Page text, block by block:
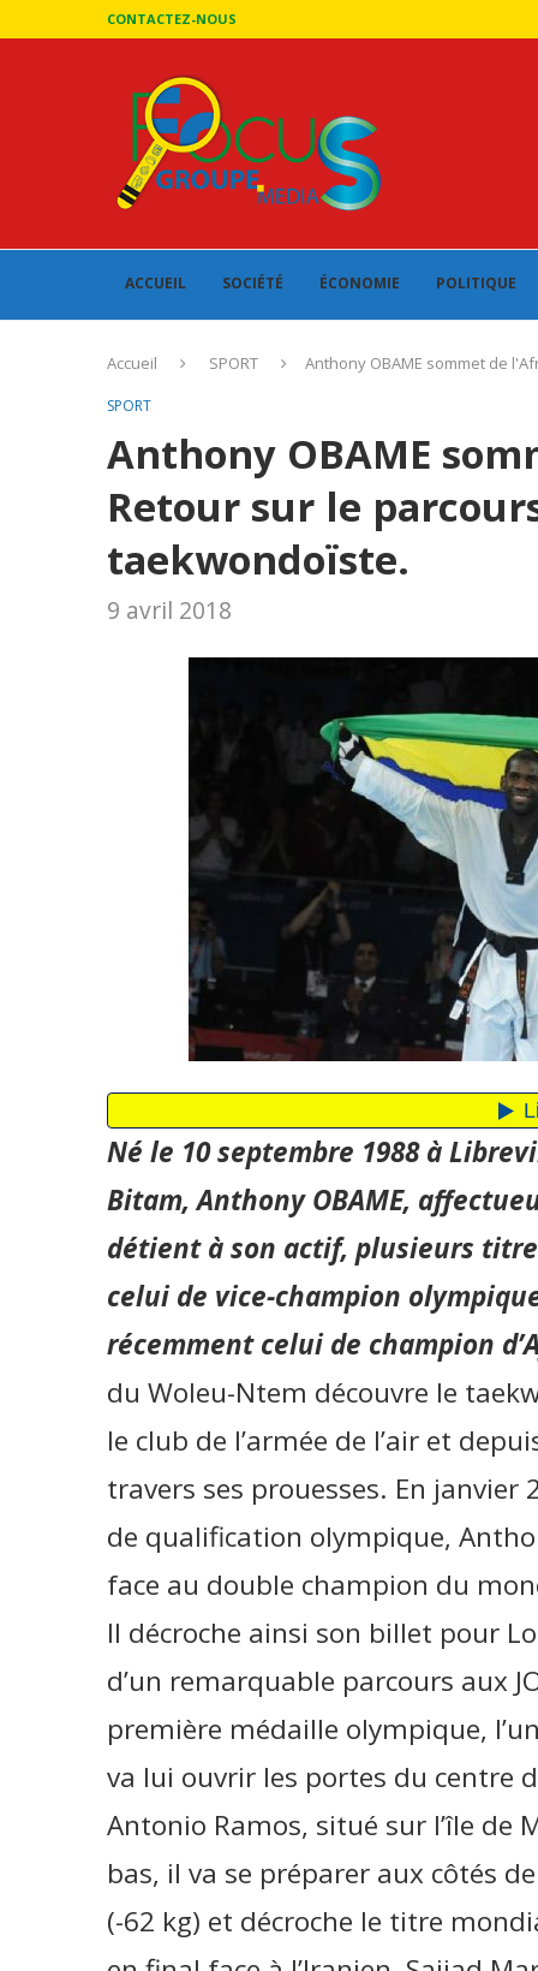
CONTACTEZ-NOUS
ACCUEIL SOCIÉTÉ ÉCONOMIE POLITIQUE
Accueil SPORT Anthony OBAME sommet de
SPORT
Anthony OBAME
Retour sur le
taekwondoïste.
9 avril 2018
Né le 10 septembre 1988 à
Bitam, Anthony OBAME,
détient à son actif, plusieurs
celui de vice-champion
récemment celui de champion
du Woleu-Ntem découvre le
le club de l’armée de l’air et
travers ses prouesses. En
de qualification olympique,
face au double champion du
Il décroche ainsi son billet pour
d’un remarquable parcours aux
première médaille olympique,
va lui ouvrir les portes du centre
Antonio Ramos, situé sur l’île de
bas, il va se préparer aux côtés
(-62 kg) et décroche le titre